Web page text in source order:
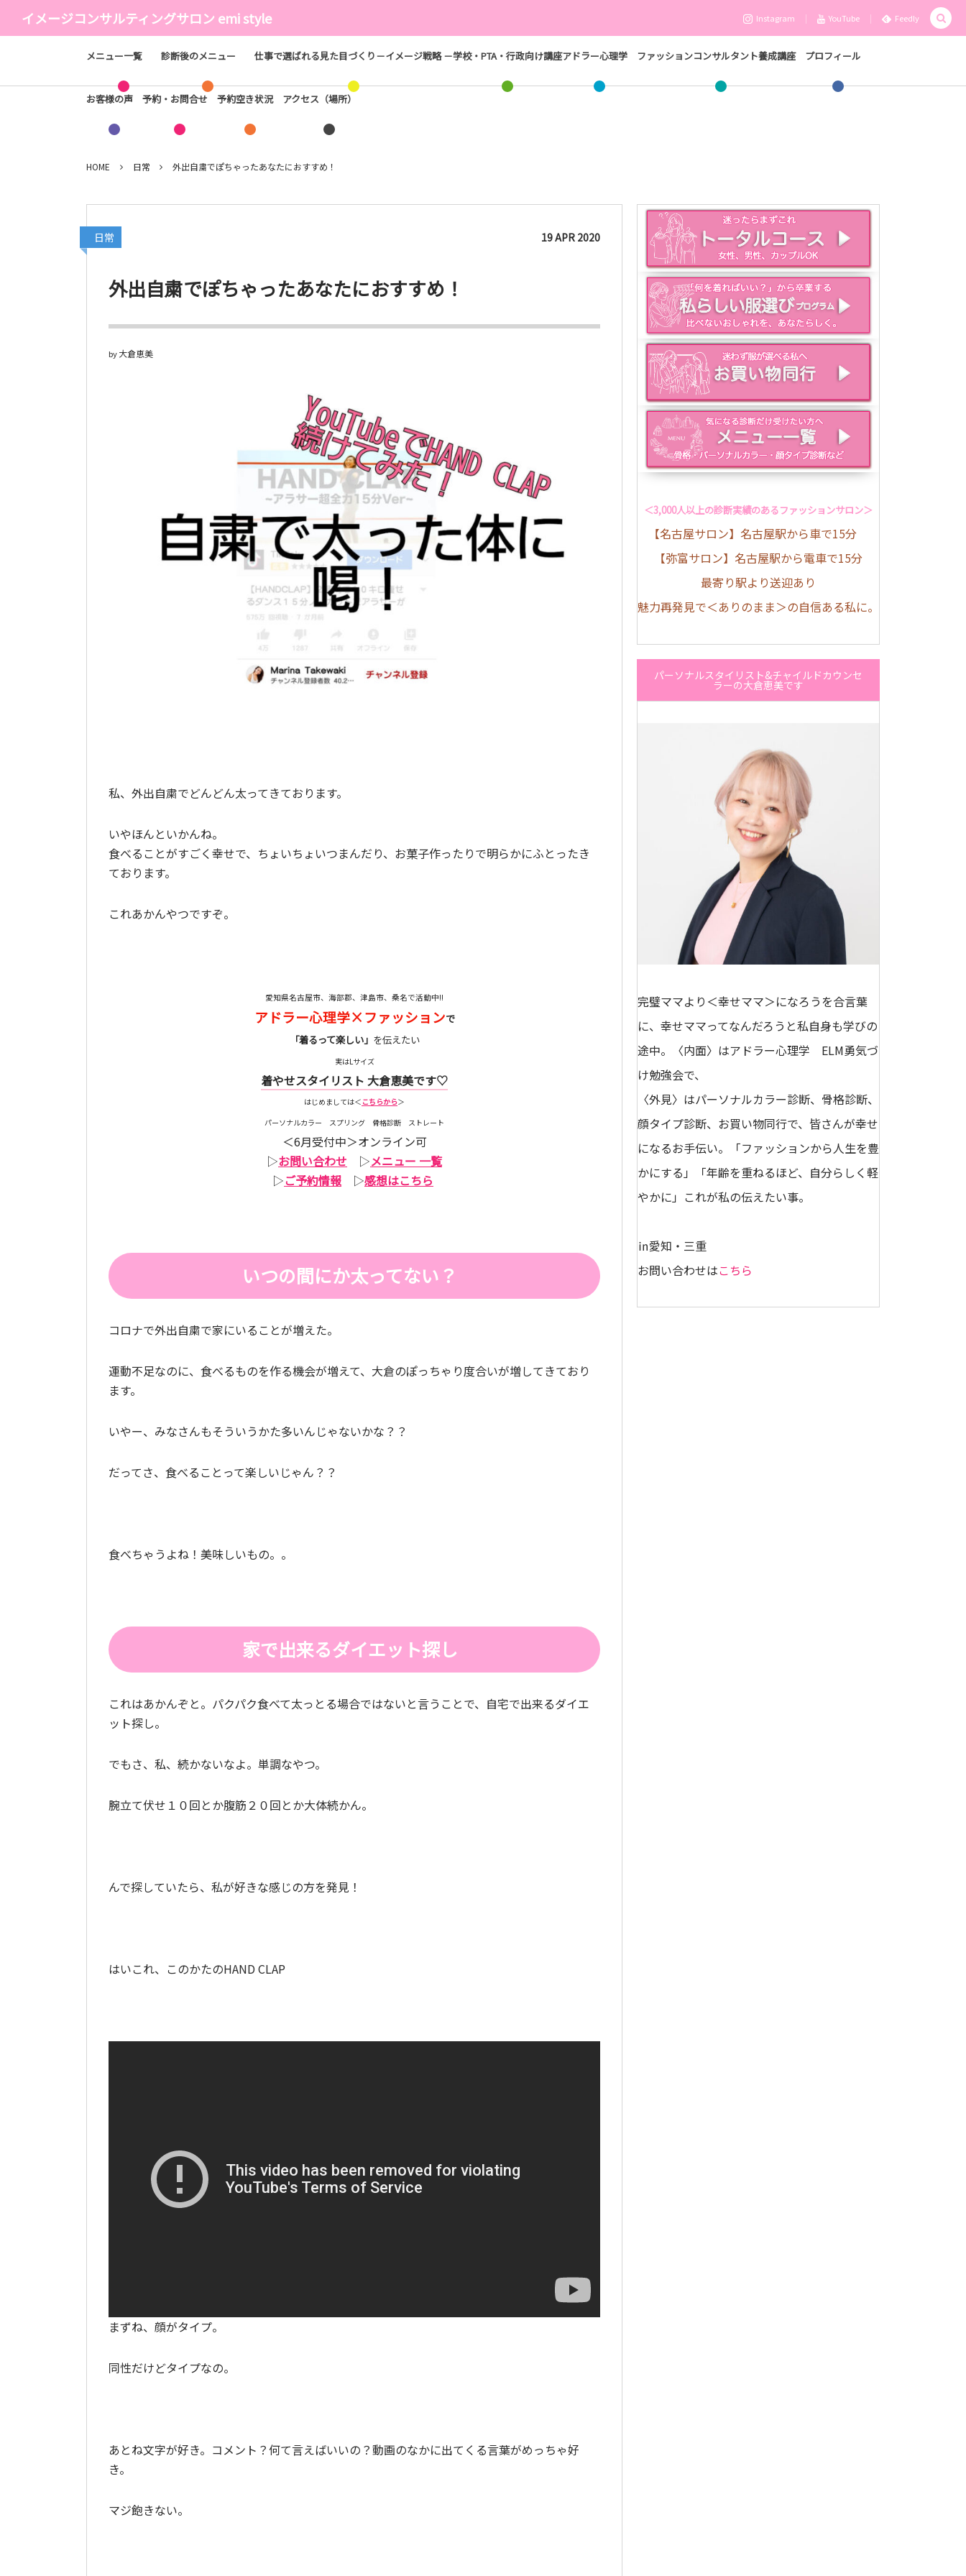
イメージコンサルティングサロン emi style Instagram YouTube Feedly
メニュー一覧 診断後のメニュー 仕事で選ばれる見た目づくり－イメージ戦略 －学校・PTA・行政向け講座アドラー心理学 ファッションコンサルタント養成講座 プロフィール
お客様の声 予約・お問合せ 予約空き状況 アクセス（場所）
HOME 日常 外出自粛でぽちゃったあなたにおすすめ！
日常 19APR 2020
外出自粛でぽちゃったあなたにおすすめ！
by大倉恵美
私、外出自粛でどんどん太ってきております。
いやほんといかんね。
食べることがすごく幸せで、ちょいちょいつまんだり、お菓子作ったりで明らかにふとったき
ております。
これあかんやつですぞ。
愛知県名古屋市、海部郡、津島市、桑名で活動中!!
アドラー心理学×ファッションで
「着るって楽しい」 を伝えたい
実はLサイズ
着やせスタイリスト 大倉恵美です♡
はじめましては＜ こちらから＞
パーソナルカラー スプリング 骨格診断 ストレート
＜6月受付中＞オンライン可
▷お問い合わせ ▷メニュー 一覧
▷ご予約情報▷感想はこちら
いつの間にか太ってない？
コロナで外出自粛で家にいることが増えた。
運動不足なのに、食べるものを作る機会が増えて、大倉のぽっちゃり度合いが増してきており
ます。
いやー、みなさんもそういうかた多いんじゃないかな？？
だってさ、食べることって楽しいじゃん？？
食べちゃうよね！美味しいもの。。
家で出来るダイエット探し
これはあかんぞと。パクパク食べて太っとる場合ではないと言うことで、自宅で出来るダイエ
ット探し。
でもさ、私、続かないなよ。単調なやつ。
腕立て伏せ１０回とか腹筋２０回とか大体続かん。
んで探していたら、私が好きな感じの方を発見！
はいこれ、このかたのHAND CLAP
まずね、顔がタイプ。
同性だけどタイプなの。
あとね文字が好き。コメント？何て言えばいいの？動画のなかに出てくる言葉がめっちゃ好
き。
マジ飽きない。
＜3,000人以上の診断実績のあるファッションサロン＞
【名古屋サロン】名古屋駅から車で15分
【弥富サロン】名古屋駅から電車で15分
最寄り駅より送迎あり
魅力再発見で＜ありのまま＞の自信ある私に。
パーソナルスタイリスト&チャイルドカウンセ
ラーの大倉恵美です
完璧ママより＜幸せママ＞になろうを合言葉
に、幸せママってなんだろうと私自身も学びの
途中。〈内面〉はアドラー心理学 ELM勇気づ
け勉強会で、
〈外見〉はパーソナルカラー診断、骨格診断、
顔タイプ診断、お買い物同行で、皆さんが幸せ
になるお手伝い。「ファッションから人生を豊
かにする」「年齢を重ねるほど、自分らしく軽
やかに」これが私の伝えたい事。
㏌愛知・三重
お問い合わせはこちら